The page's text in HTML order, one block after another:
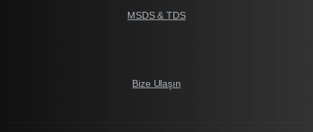
MSDS & TDS
Bize Ulaşın